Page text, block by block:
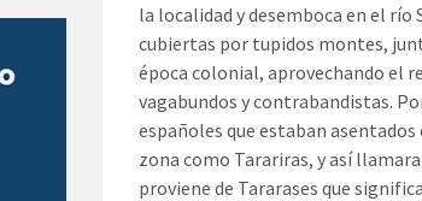
la localidad y desemboca en el río
cubiertas por tupidos montes,
época colonial, aprovechando el
vagabundos y contrabandistas.
españoles que estaban
zona como Tarariras, y así
proviene de Tararases que